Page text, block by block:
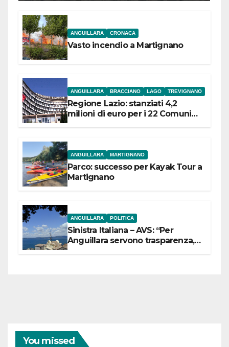
ANGUILLARA CRONACA
Vasto incendio a Martignano
ANGUILLARA BRACCIANO LAGO TREVIGNANO
Regione Lazio: stanziati 4,2
milioni di euro per i 22 Comuni
ANGUILLARA MARTIGNANO
Parco: successo per Kayak Tour a
Martignano
ANGUILLARA POLITICA
Sinistra Italiana – AVS: “Per
Anguillara servono trasparenza,
You missed